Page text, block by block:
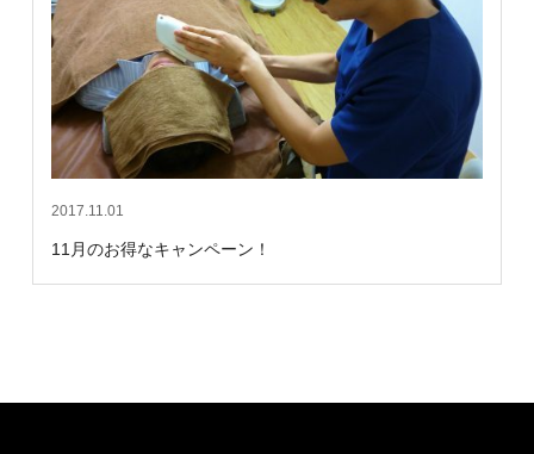
2017.11.01
11月のお得なキャンペーン！